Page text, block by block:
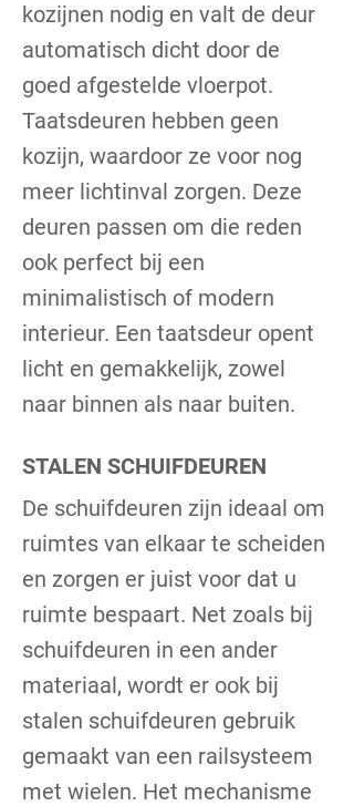
kozijnen nodig en valt de deur
automatisch dicht door de
goed afgestelde vloerpot.
Taatsdeuren hebben geen
kozijn, waardoor ze voor nog
meer lichtinval zorgen. Deze
deuren passen om die reden
ook perfect bij een
minimalistisch of modern
interieur. Een taatsdeur opent
licht en gemakkelijk, zowel
naar binnen als naar buiten.
STALEN SCHUIFDEUREN
De schuifdeuren zijn ideaal om
ruimtes van elkaar te scheiden
en zorgen er juist voor dat u
ruimte bespaart. Net zoals bij
schuifdeuren in een ander
materiaal, wordt er ook bij
stalen schuifdeuren gebruik
gemaakt van een railsysteem
met wielen. Het mechanisme